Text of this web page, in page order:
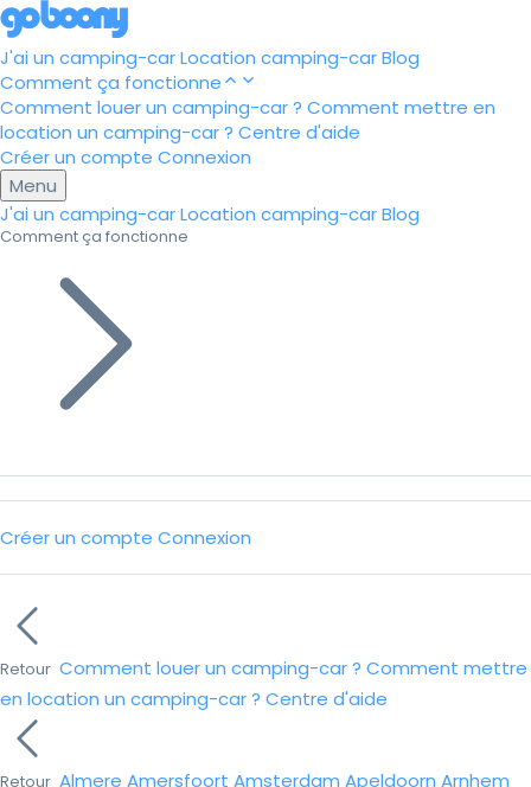
J'ai un camping-carLocation camping-carBlog
Comment ça fonctionne
Comment louer un camping-car ? Comment mettre en
location un camping-car ? Centre d'aide
Créer un compte Connexion
Menu
J'ai un camping-carLocation camping-carBlog
Comment ça fonctionne
Créer un compte Connexion
Retour Comment louer un camping-car ? Comment mettre
en location un camping-car ? Centre d'aide
Retour Almere Amersfoort Amsterdam Apeldoorn Arnhem